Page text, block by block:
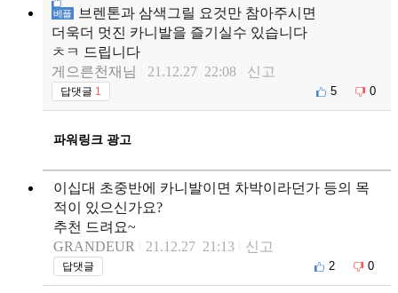
베플
브렌톤과 삼색그릴 요것만 참아주시면
더욱더 멋진 카니발을 즐기실수 있습니다
ㅊㅋ 드립니다
게으른천재님
21.12.27 22:08 신고
답댓글 1 5 0
파워링크 광고
이십대 초중반에 카니발이면 차박이라던가 등의 목
적이 있으신가요?
추천 드려요~
GRANDEUR
21.12.27 21:13 신고
답댓글 2 0